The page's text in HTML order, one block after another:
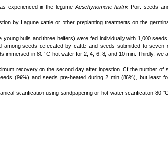
experienced in the legume Aeschynomene histrix Poir. seeds
by Lagune cattle or other preplanting treatments on the
bulls and three heifers) were fed individually with 1,000
seeds defecated by cattle and seeds submitted to seven
in 80 °C-hot water for 2, 4, 6, 8, and 10 min. Thirdly, we
recovery on the second day after ingestion. Of the number of
(96%) and seeds pre-heated during 2 min (86%), but least
scarification using sandpapering or hot water scarification 80